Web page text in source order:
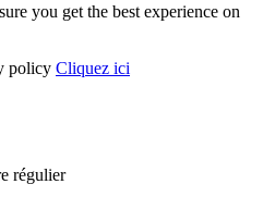
you get the best experience on
policy Cliquez ici
régulier